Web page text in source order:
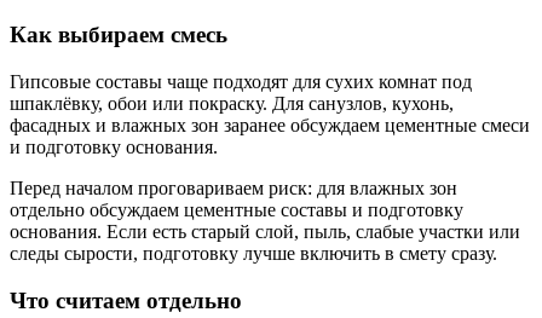
Как выбираем смесь
Гипсовые составы чаще подходят для сухих комнат под
шпаклёвку, обои или покраску. Для санузлов, кухонь,
фасадных и влажных зон заранее обсуждаем цементные смеси
и подготовку основания.
Перед началом проговариваем риск: для влажных зон
отдельно обсуждаем цементные составы и подготовку
основания. Если есть старый слой, пыль, слабые участки или
следы сырости, подготовку лучше включить в смету сразу.
Что считаем отдельно